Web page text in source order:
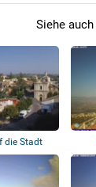
Siehe auch
die Stadt